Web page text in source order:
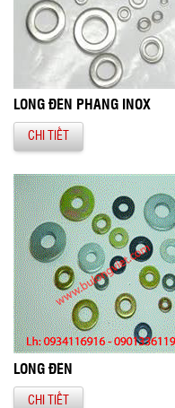
LONG ĐỀN PHẲNG INOX
CHI TIẾT
LONG ĐỀN
CHI TIẾT